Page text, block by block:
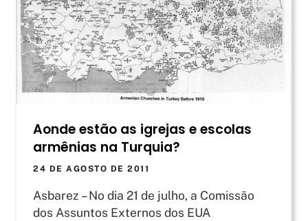
Aonde estão as igrejas e escolas
armênias na Turquia?
24 DE AGOSTO DE 2011
Asbarez – No dia 21 de julho, a Comissão
dos Assuntos Externos dos EUA